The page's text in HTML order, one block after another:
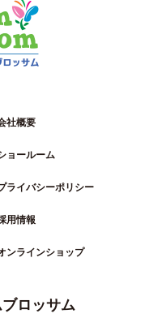
社概要
ョールーム
ライバシーポリシー
用情報
ンラインショップ
ロッサム